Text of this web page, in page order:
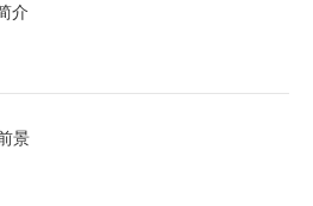
介
景